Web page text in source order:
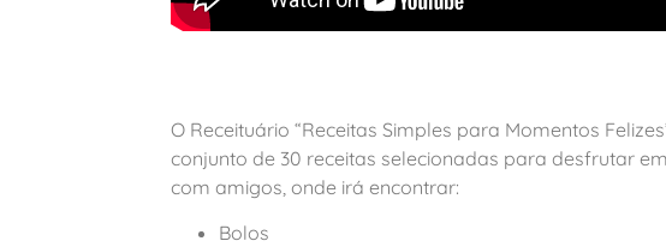
O Receituário “Receitas Simples para Momentos
conjunto de 30 receitas selecionadas para desfrutar
com amigos, onde irá encontrar:
Bolos